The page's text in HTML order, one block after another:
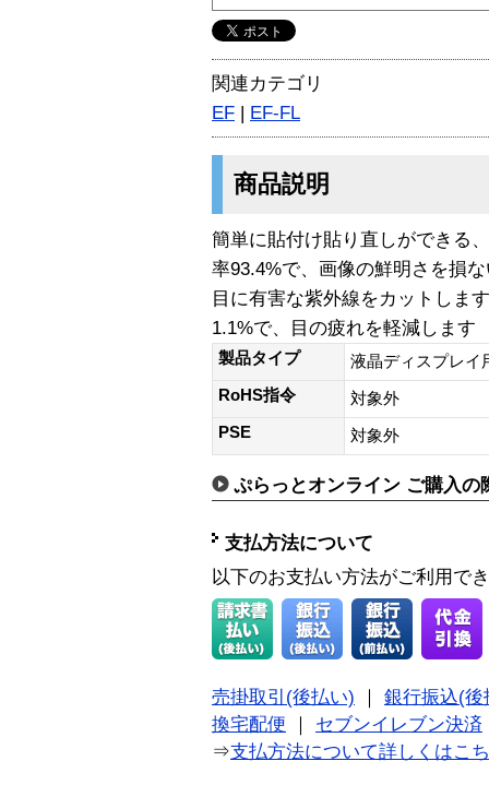
関連カテゴリ
EF | EF-FL
商品説明
簡単に貼付け貼り直しができる
率93.4%で、画像の鮮明さを損
目に有害な紫外線をカットしま
1.1%で、目の疲れを軽減します
製品タイプ
液晶ディスプレイ
RoHS指令
対象外
PSE
対象外
ぷらっとオンライン ご購入の
支払方法について
以下のお支払い方法がご利用で
売掛取引(後払い)
銀行振込(後
換宅配便
セブンイレブン決済
⇒支払方法について詳しくはこ